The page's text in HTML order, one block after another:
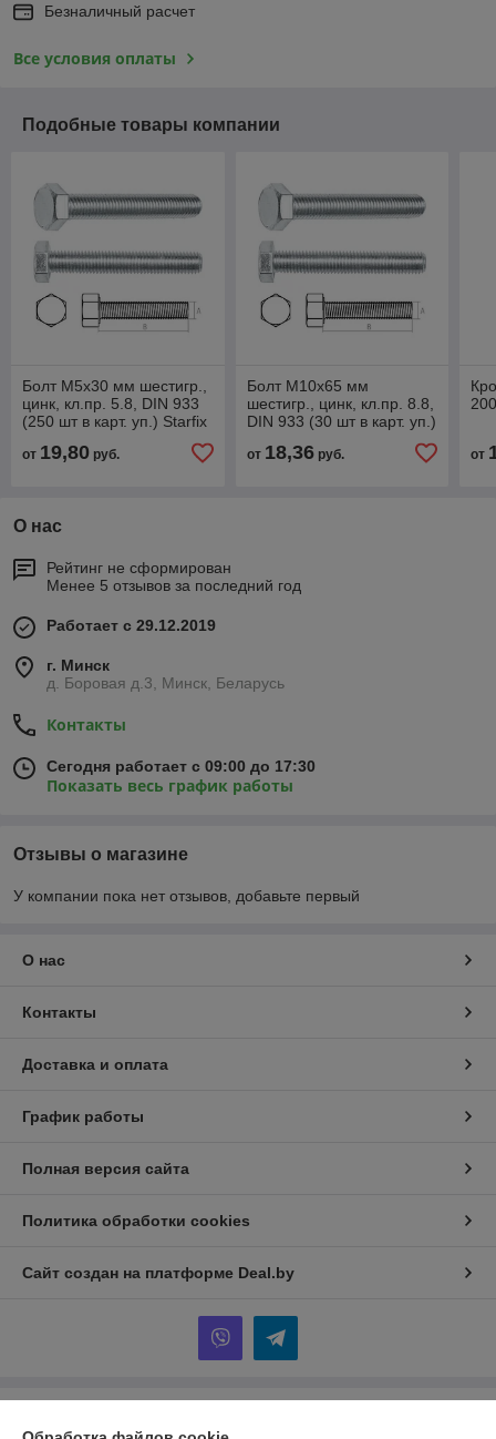
Безналичный расчет
Все условия оплаты
Подобные товары компании
Болт М5х30 мм шестигр.,
цинк, кл.пр. 5.8, DIN 933
(250 шт в карт. уп.) Starfix
от 19,80 руб.
Болт М10х65 мм
шестигр., цинк, кл.пр. 8.8,
DIN 933 (30 шт в карт. уп.)
от 18,36руб. от
О нас
Рейтинг не сформирован
Менее 5 отзывов за последний год
Работает с 29.12.2019
г. Минск
д. Боровая д.3, Минск, Беларусь
Контакты
Сегодня работает с 09:00 до 17:30
Показать весь график работы
Отзывы о магазине
У компании пока нет отзывов, добавьте первый
О нас
Контакты
Доставка и оплата
График работы
Полная версия сайта
Политика обработки cookies
Сайт создан на платформе Deal.by